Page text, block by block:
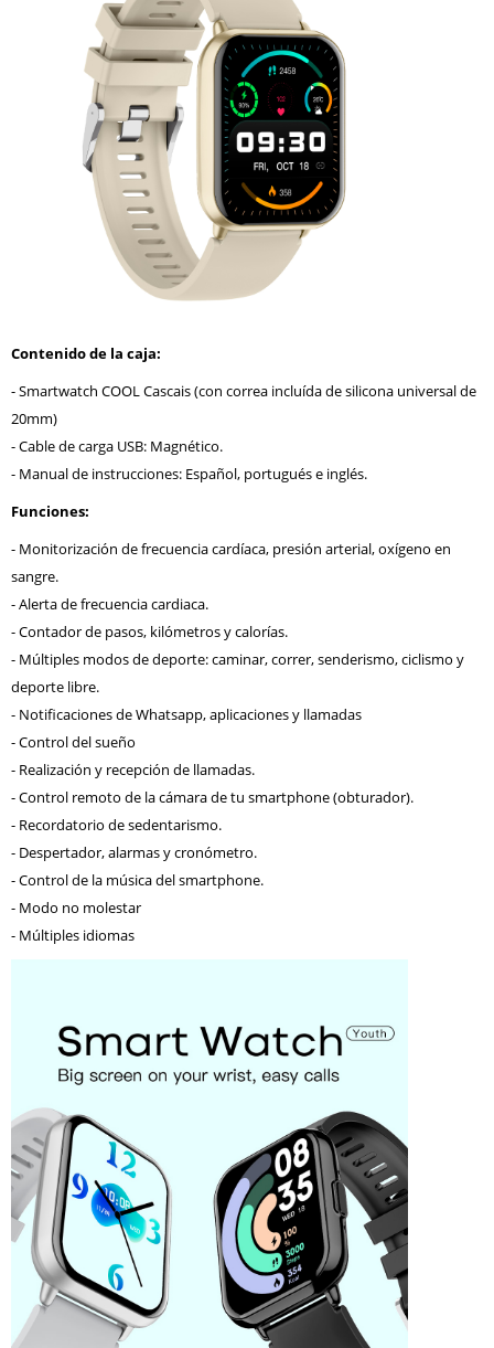
Contenido de la caja:
- Smartwatch COOL Cascais (con correa incluída de silicona universal de
20mm)
- Cable de carga USB: Magnético.
- Manual de instrucciones: Español, portugués e inglés.
Funciones:
- Monitorización de frecuencia cardíaca, presión arterial, oxígeno en
sangre.
- Alerta de frecuencia cardiaca.
- Contador de pasos, kilómetros y calorías.
- Múltiples modos de deporte: caminar, correr, senderismo, ciclismo y
deporte libre.
- Notificaciones de Whatsapp, aplicaciones y llamadas
- Control del sueño
- Realización y recepción de llamadas.
- Control remoto de la cámara de tu smartphone (obturador).
- Recordatorio de sedentarismo.
- Despertador, alarmas y cronómetro.
- Control de la música del smartphone.
- Modo no molestar
- Múltiples idiomas